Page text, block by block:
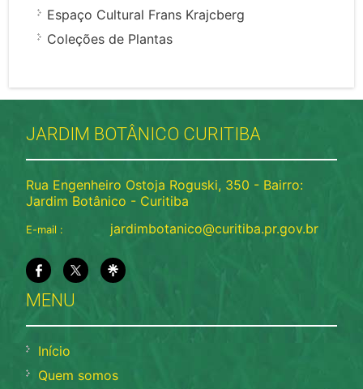
Espaço Cultural Frans Krajcberg
Coleções de Plantas
JARDIM BOTÂNICO CURITIBA
Rua Engenheiro Ostoja Roguski, 350 - Bairro:
Jardim Botânico - Curitiba
E-mail : jardimbotanico@curitiba.pr.gov.br
MENU
Início
Quem somos